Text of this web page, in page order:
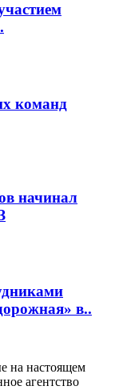
команд
начинал
в..
на настоящем
агентство